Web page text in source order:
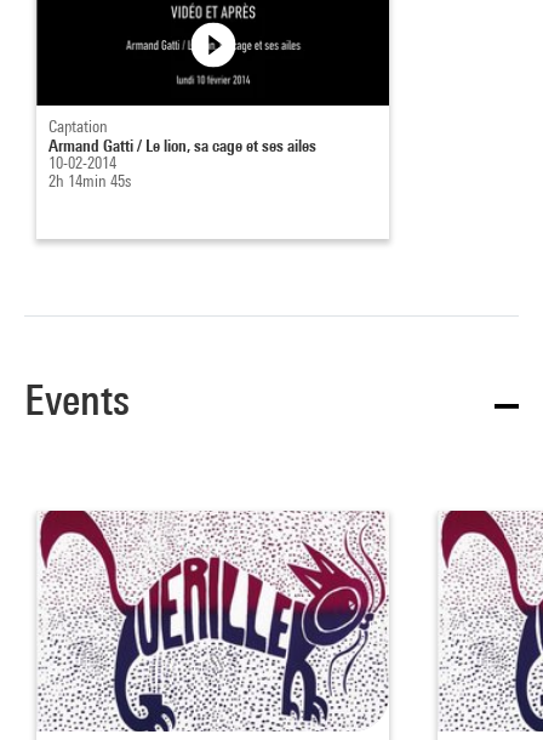
Captation
Armand Gatti / Le lion, sa cage et ses ailes
10-02-2014
2h 14min 45s
Events